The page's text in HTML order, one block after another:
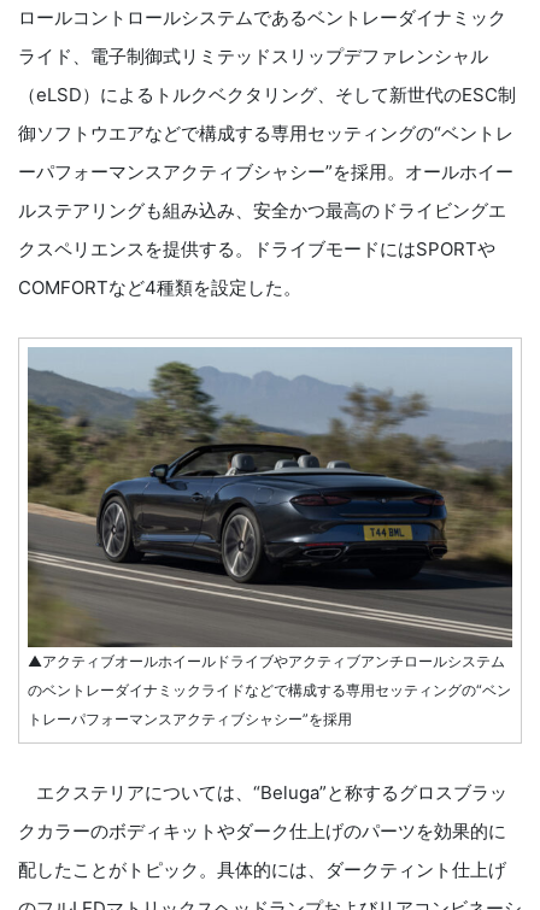
ロールコントロールシステムであるベントレーダイナミック
ライド、電子制御式リミテッドスリップデファレンシャル
（eLSD）によるトルクベクタリング、そして新世代のESC制
御ソフトウエアなどで構成する専用セッティングの“ベントレ
ーパフォーマンスアクティブシャシー”を採用。オールホイー
ルステアリングも組み込み、安全かつ最高のドライビングエ
クスペリエンスを提供する。ドライブモードにはSPORTや
COMFORTなど4種類を設定した。
▲アクティブオールホイールドライブやアクティブアンチロールシステム
のベントレーダイナミックライドなどで構成する専用セッティングの“ベン
トレーパフォーマンスアクティブシャシー”を採用
エクステリアについては、“Beluga”と称するグロスブラッ
クカラーのボディキットやダーク仕上げのパーツを効果的に
配したことがトピック。具体的には、ダークティント仕上げ